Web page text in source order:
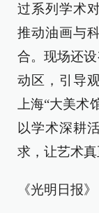
过系列学术
推动油画与
合。现场还
动区，引导
上海“大美
以学术深耕
求，让艺术真
《光明日报